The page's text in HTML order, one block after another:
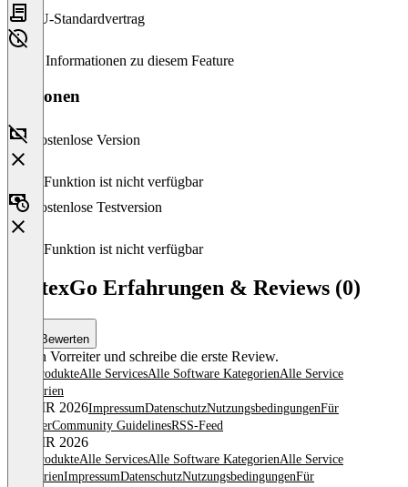
EU-Standardvertrag
Keine Informationen zu diesem Feature
Versionen
Kostenlose Version
Diese Funktion ist nicht verfügbar
Kostenlose Testversion
Diese Funktion ist nicht verfügbar
VertexGo Erfahrungen & Reviews (0)
Bewerten
Sei ein Vorreiter und schreibe die erste Review.
Alle ProdukteAlle ServicesAlle Software KategorienAlle Service
Kategorien
© OMR 2026ImpressumDatenschutzNutzungsbedingungenFür
AnbieterCommunity GuidelinesRSS-Feed
© OMR 2026
Alle ProdukteAlle ServicesAlle Software KategorienAlle Service
KategorienImpressumDatenschutzNutzungsbedingungenFür